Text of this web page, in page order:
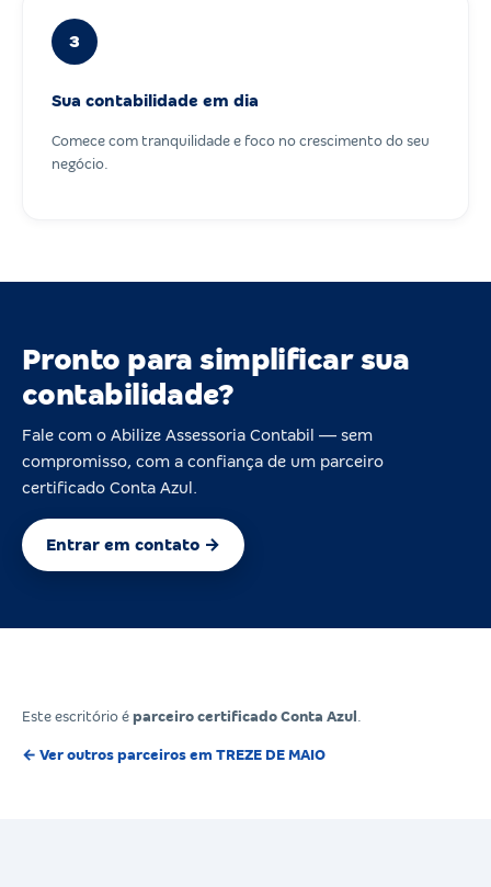
3
Sua contabilidade em dia
Comece com tranquilidade e foco no crescimento do seu
negócio.
Pronto para simplificar sua
contabilidade?
Fale com o Abilize Assessoria Contabil — sem
compromisso, com a confiança de um parceiro
certificado Conta Azul.
Entrar em contato →
Este escritório é parceiro certificado Conta Azul
← Ver outros parceiros em TREZE DE MAIO